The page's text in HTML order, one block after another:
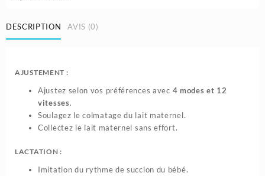
7.900د.ج.
DESCRIPTION AVIS (0)
AJUSTEMENT :
Ajustez selon vos préférences avec 4 modes et 12
vitesses.
Soulagez le colmatage du lait maternel.
Collectez le lait maternel sans effort.
LACTATION :
Imitation du rythme de succion du bébé.